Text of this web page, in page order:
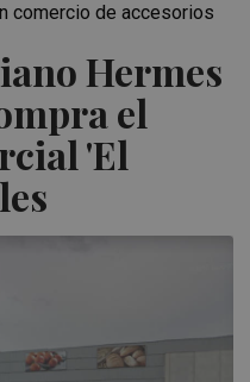
Hermes
el
'El
comercio de accesorios